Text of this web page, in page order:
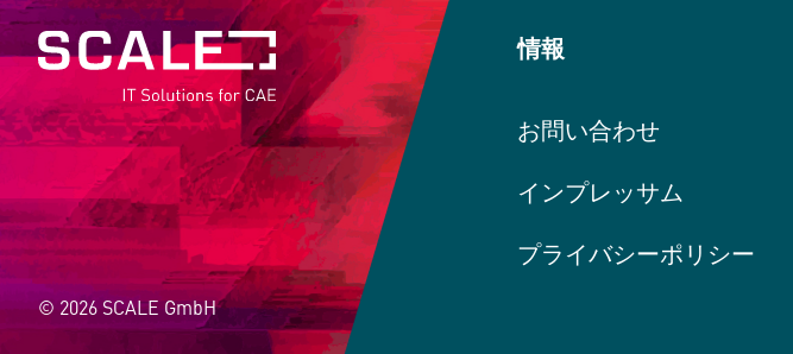
© 2026 SCALE GmbH
情報
お問い合わせ
インプレッサム
プライバシーポリシー